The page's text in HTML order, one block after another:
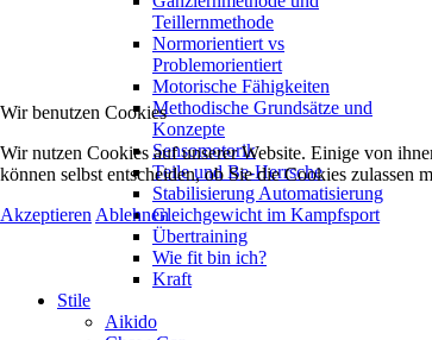
Teillernmethode
Normorientiert vs
Problemorientiert
Motorische Fähigkeiten
Methodische Grundsätze und
Konzepte
Sensomotorik
Teile und Be-Herrsche
Stabilisierung Automatisierung
Gleichgewicht im Kampfsport
Übertraining
Wie fit bin ich?
Kraft
Stile
Aikido
Wir benutzen Cookies
Wir nutzen Cookies auf unserer Website. Einige von
können selbst entscheiden, ob Sie die Cookies
Akzeptieren Ablehnen